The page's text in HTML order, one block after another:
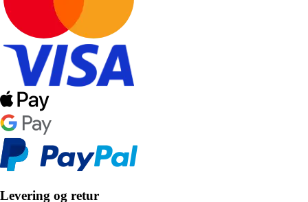
Levering og retur